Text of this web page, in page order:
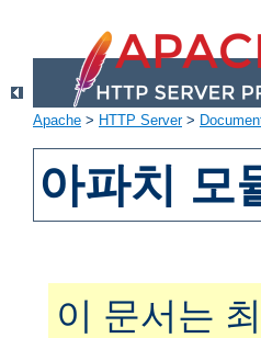
Apache > HTTP Server>
아파치
이 문서는